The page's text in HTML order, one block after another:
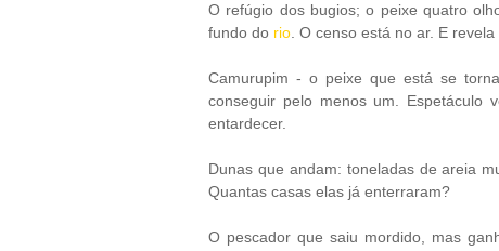
O refúgio dos bugios; o peixe quatro
fundo do rio . O censo está no ar. E
Camurupim - o peixe que está se
conseguir pelo menos um. Espetáculo
entardecer.
Dunas que andam: toneladas de areia
Quantas casas elas já enterraram?
O pescador que saiu mordido, mas